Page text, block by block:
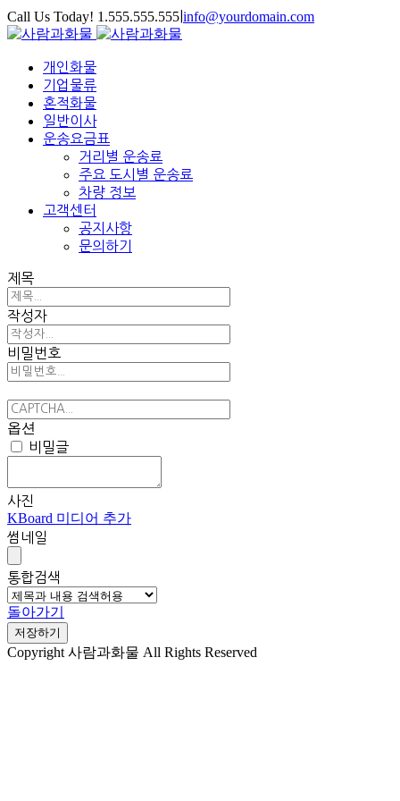
Call Us Today! 1.555.555.555 info@yourdomain.com
개인화물
기업물류
혼적화물
일반이사
운송요금표
거리별 운송료
주요 도시별 운송료
차량 정보
고객센터
공지사항
문의하기
제목
작성자
비밀번호
옵션
비밀글
사진
KBoard 미디어 추가
썸네일
통합검색
돌아가기
저장하기
Copyright 사람과화물 All Rights Reserved